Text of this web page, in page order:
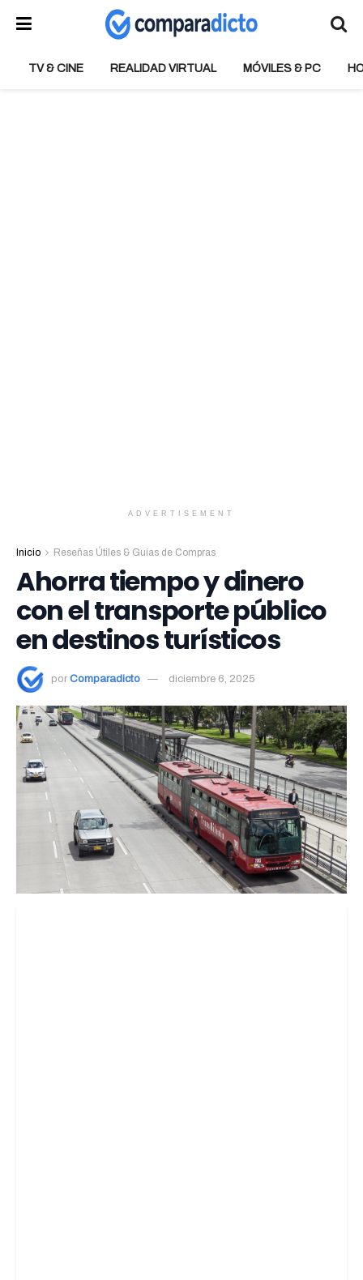
TV & CINE REALIDAD VIRTUAL MÓVILES & PC
ADVERTISEMENT
Inicio Reseñas Útiles & Guías de Compras
Ahorra tiempo y dinero
con el transporte público
en destinos turísticos
por Comparadicto diciembre 6, 2025